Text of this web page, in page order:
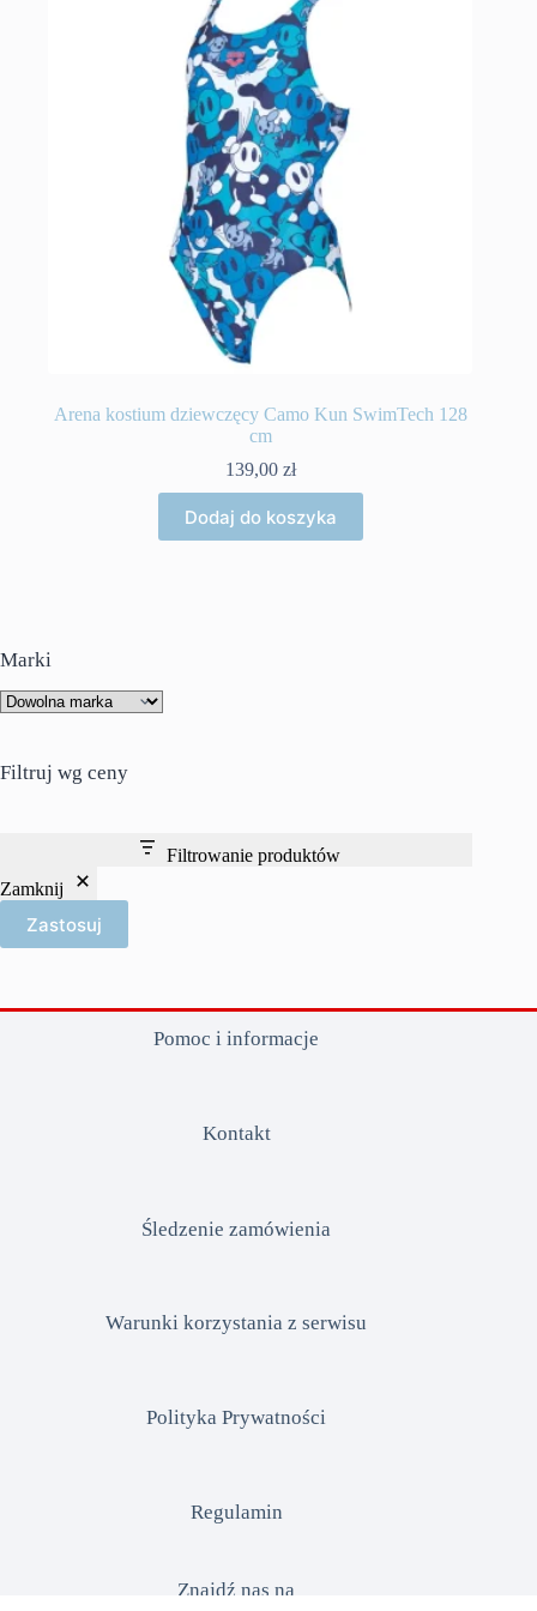
Arena kostium dziewczęcy Camo Kun SwimTech 128
cm
139,00 zł
Dodaj do koszyka
Marki
Filtruj wg ceny
Filtrowanie produktów
Zamknij
Zastosuj
Pomoc i informacje
Kontakt
Śledzenie zamówienia
Warunki korzystania z serwisu
Polityka Prywatności
Regulamin
Znajdź nas na